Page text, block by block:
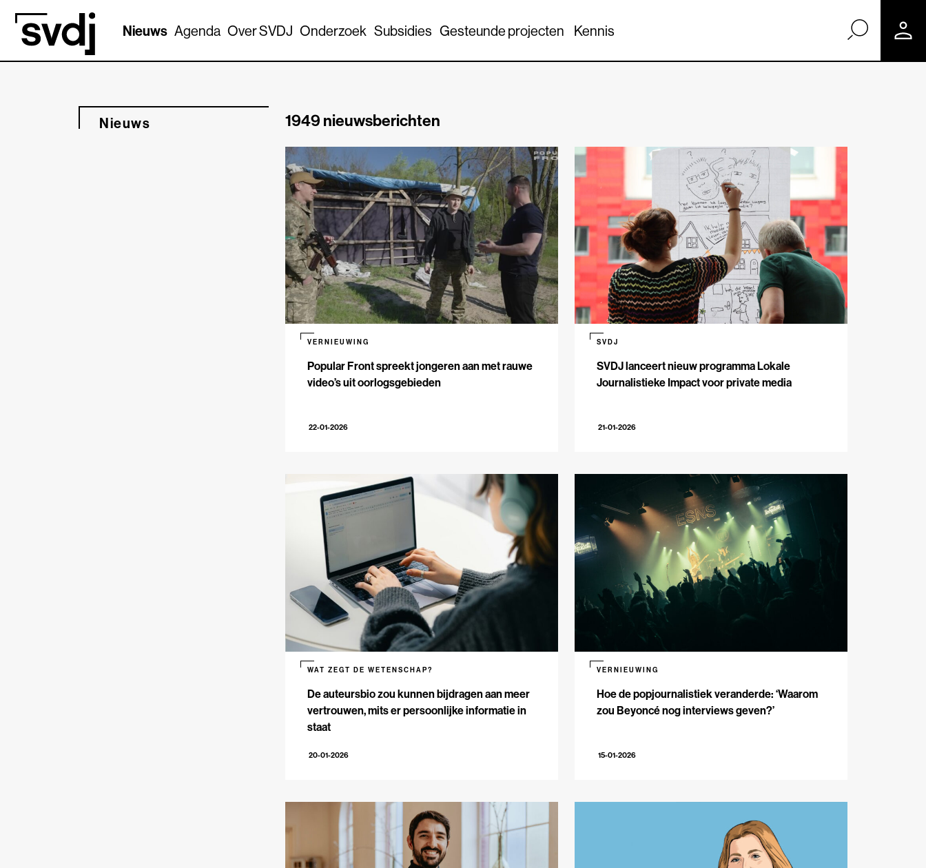
Naar hoofdinhoud
Nieuws Agenda Over SVDJ Onderzoek Subsidies Gesteunde projecten Kennis
Nieuws 1949 nieuwsberichten
Popular Front spreekt jongeren aan met rauwe
video’s uit oorlogsgebieden
VERNIEUWING
22-01-2026
SVDJ lanceert nieuw programma Lokale
Journalistieke Impact voor private media
SVDJ
21-01-2026
De auteursbio zou kunnen bijdragen aan meer
vertrouwen, mits er persoonlijke informatie in
staat
WAT ZEGT DE WETENSCHAP?
20-01-2026
Hoe de popjournalistiek veranderde: ‘Waarom
zou Beyoncé nog interviews geven?’
VERNIEUWING
15-01-2026